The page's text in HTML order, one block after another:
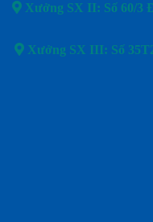
Xưởng SX II: Số 60/3
Xưởng SX III: Số